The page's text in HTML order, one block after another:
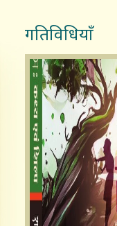
गतिविधियाँ